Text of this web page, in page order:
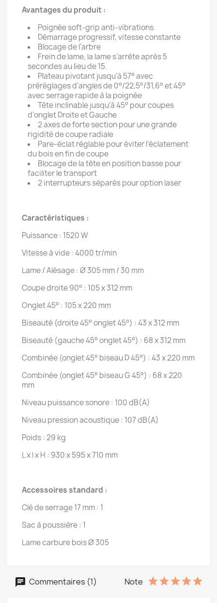
Avantages du produit :
Poignée soft-grip anti-vibrations
Démarrage progressif, vitesse constante
Blocage de l’arbre
Frein de lame, la lame s’arrête après 5
secondes au lieu de 15.
Plateau pivotant jusqu’à 57° avec
préréglages d’angles de 0°/22,5°/31,6° et 45°
avec serrage rapide à la poignée
Tête inclinable jusqu’à 45° pour coupes
d’onglet Droite et Gauche
2 axes de forte section pour une grande
rigidité de coupe radiale
Pare-éclat réglable pour éviter l’éclatement
du bois en fin de coupe
Blocage de la tête en position basse pour
faciliter le transport
2 interrupteurs séparés pour option laser
Caractéristiques :
Puissance : 1520 W
Vitesse à vide : 4000 tr/min
Lame / Alésage : Ø 305 mm / 30 mm
Coupe droite 90° : 105 x 312 mm
Onglet 45° : 105 x 220 mm
Biseauté (droite 45° onglet 45°) : 43 x 312 mm
Biseauté (gauche 45° onglet 45°) : 68 x 312 mm
Combinée (onglet 45° biseau D 45°) : 43 x 220 mm
Combinée (onglet 45° biseau G 45°) : 68 x 220
mm
Niveau puissance sonore : 100 dB(A)
Niveau pression acoustique : 107 dB(A)
Poids : 29 kg
L x l x H : 930 x 595 x 710 mm
Accessoires standard :
Clé de serrage 17 mm : 1
Sac à poussière : 1
Lame carbure bois Ø 305
Commentaires (1) Note